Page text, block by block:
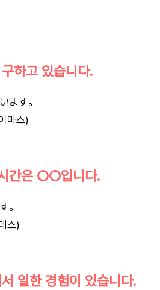
구하고 있습니다.
ます。
마스)
시간은 ○○입니다.
。
스)
일한 경험이 있습니다.